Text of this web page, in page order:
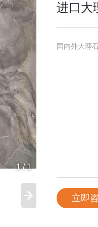
1/1
进口大
国内外大理
立即